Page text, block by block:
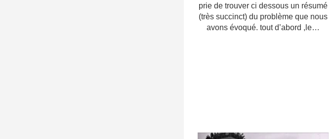
prie de trouver ci dessous un résumé
(très succinct) du problème que nous
avons évoqué. tout d’abord ,le…